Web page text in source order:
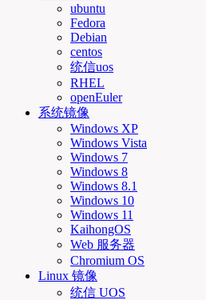
ubuntu
Fedora
Debian
centos
统信uos
RHEL
openEuler
系统镜像
Windows XP
Windows Vista
Windows 7
Windows 8
Windows 8.1
Windows 10
Windows 11
KaihongOS
Web 服务器
Chromium OS
Linux 镜像
统信 UOS